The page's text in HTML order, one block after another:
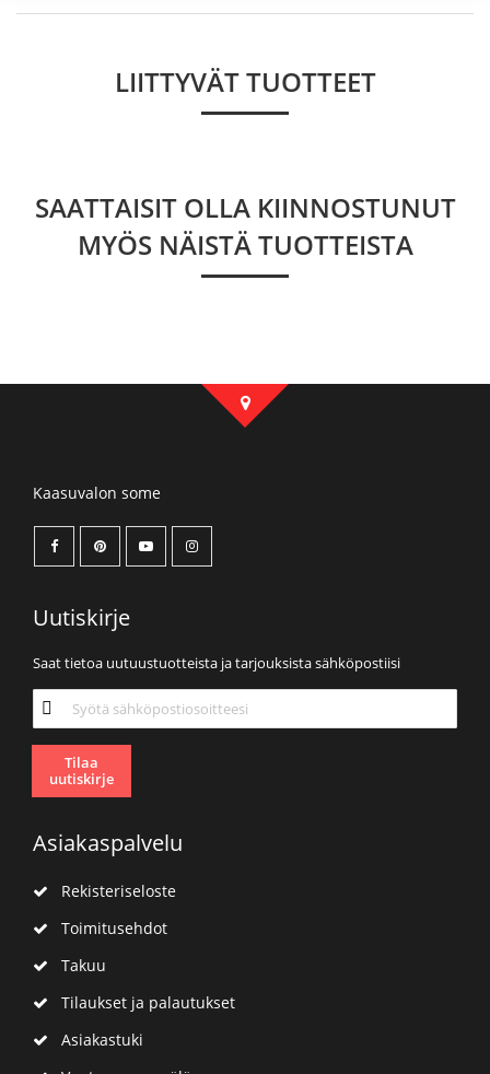
LIITTYVÄT TUOTTEET
SAATTAISIT OLLA KIINNOSTUNUT
MYÖS NÄISTÄ TUOTTEISTA
Kaasuvalon some
Uutiskirje
Saat tietoa uutuustuotteista ja tarjouksista sähköpostiisi
Tilaa
uutiskirjeemme:
Tilaa
uutiskirje
Asiakaspalvelu
Rekisteriseloste
Toimitusehdot
Takuu
Tilaukset ja palautukset
Asiakastuki